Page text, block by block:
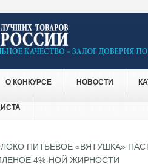
О КОНКУРСЕ НОВОСТИ
ПИТЬЕВОЕ «ВЯТУШКА»
4%-НОЙ ЖИРНОСТИ